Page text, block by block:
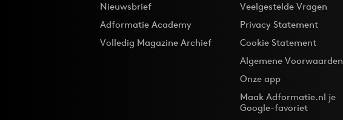
Nieuwsbrief
Adformatie Academy
Volledig Magazine Archief
Veelgestelde Vragen
Privacy Statement
Cookie Statement
Algemene Voorwaarden
Onze app
Maak Adformatie.nl je
Google-favoriet